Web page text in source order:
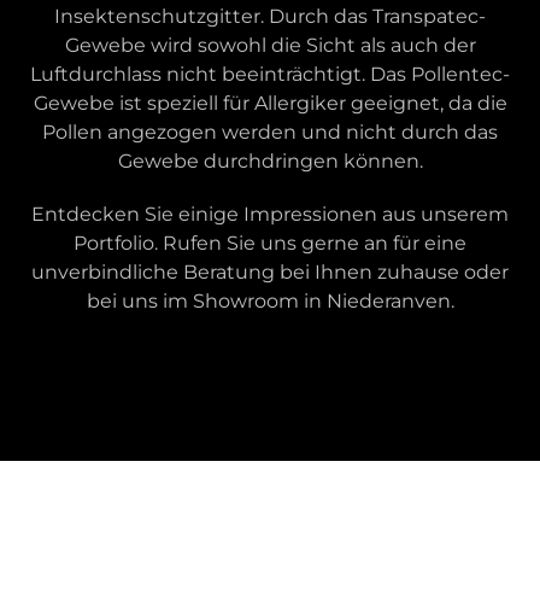
Insektenschutzgitter. Durch das Transpatec-
Gewebe wird sowohl die Sicht als auch der
Luftdurchlass nicht beeinträchtigt. Das Pollentec-
Gewebe ist speziell für Allergiker geeignet, da die
Pollen angezogen werden und nicht durch das
Gewebe durchdringen können.
Entdecken Sie einige Impressionen aus unserem
Portfolio. Rufen Sie uns gerne an für eine
unverbindliche Beratung bei Ihnen zuhause oder
bei uns im Showroom in Niederanven.